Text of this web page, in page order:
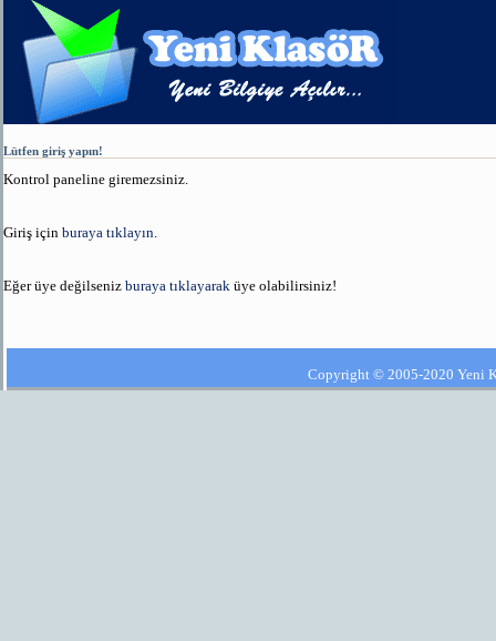
Lütfen giriş yapın!
Kontrol paneline giremezsiniz.
Giriş için buraya tıklayın
Eğer üye değilseniz buraya tıklayarak üye olabilirsiniz!
Copyright © 2005-2020 Yeni